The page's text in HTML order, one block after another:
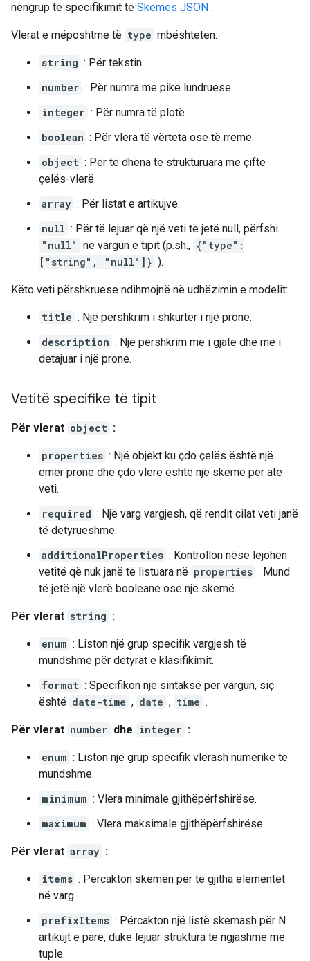
nëngrup të specifikimit të Skemës JSON .
Vlerat e mëposhtme të type mbështeten:
string : Për tekstin.
number : Për numra me pikë lundruese.
integer : Për numra të plotë.
boolean : Për vlera të vërteta ose të rreme.
object : Për të dhëna të strukturuara me çifte
çelës-vlerë.
array : Për listat e artikujve.
null : Për të lejuar që një veti të jetë null, përfshi
"null" në vargun e tipit (p.sh., {"type":
["string", "null"]} ).
Këto veti përshkruese ndihmojnë në udhëzimin e modelit:
title : Një përshkrim i shkurtër i një prone.
description : Një përshkrim më i gjatë dhe më i
detajuar i një prone.
Vetitë specifike të tipit
Për vlerat object :
properties : Një objekt ku çdo çelës është një
emër prone dhe çdo vlerë është një skemë për atë
veti.
required : Një varg vargjesh, që rendit cilat veti janë
të detyrueshme.
additionalProperties : Kontrollon nëse lejohen
vetitë që nuk janë të listuara në properties . Mund
të jetë një vlerë booleane ose një skemë.
Për vlerat string :
enum : Liston një grup specifik vargjesh të
mundshme për detyrat e klasifikimit.
format : Specifikon një sintaksë për vargun, siç
është date-time , date , time .
Për vlerat number dhe integer :
enum : Liston një grup specifik vlerash numerike të
mundshme.
minimum : Vlera minimale gjithëpërfshirëse.
maximum : Vlera maksimale gjithëpërfshirëse.
Për vlerat array :
items : Përcakton skemën për të gjitha elementet
në varg.
prefixItems : Përcakton një listë skemash për N
artikujt e parë, duke lejuar struktura të ngjashme me
tuple.